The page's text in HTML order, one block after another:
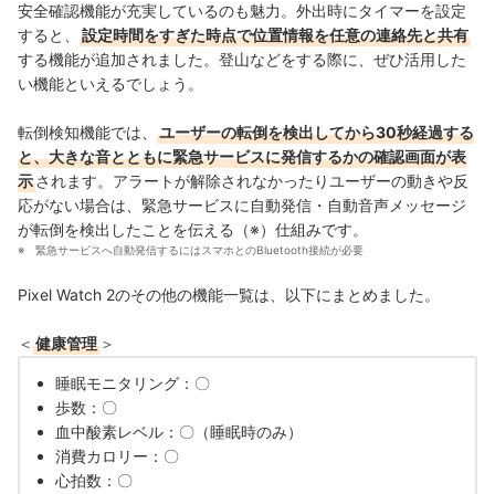
安全確認機能が充実しているのも魅力。外出時にタイマーを設定
すると、
設定時間をすぎた時点で位置情報を任意の連絡先と共有
する機能が追加されました。登山などをする際に、ぜひ活用した
い機能といえるでしょう。
転倒検知機能では、
ユーザーの転倒を検出してから30秒経過する
と、大きな音とともに緊急サービスに発信するかの確認画面が表
示されます。アラートが解除されなかったりユーザーの動きや反
応がない場合は、緊急サービスに自動発信・自動音声メッセージ
が転倒を検出したことを伝える（※）仕組みです。
緊急サービスへ自動発信するにはスマホとのBluetooth接続が必要
Pixel Watch 2のその他の機能一覧は、以下にまとめました。
＜ 健康管理 ＞
睡眠モニタリング：〇
歩数：〇
血中酸素レベル：〇（睡眠時のみ）
消費カロリー：〇
心拍数：〇